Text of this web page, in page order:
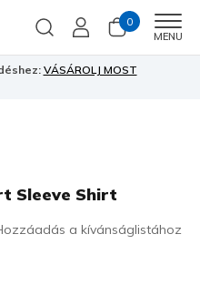
0
MENU
tagoknakCsatlakozz most
Sleeve Shirt
a kívánságlistához
csökkent: